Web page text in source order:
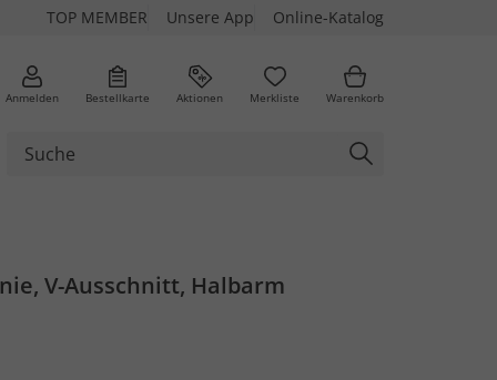
TOP MEMBER Unsere App Online-Katalog
Anmelden Bestellkarte Aktionen Merkliste Warenkorb
V-Ausschnitt, Halbarm